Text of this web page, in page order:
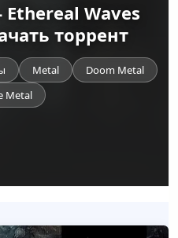
Waves
торрент
Metal
Doom Metal
Metal